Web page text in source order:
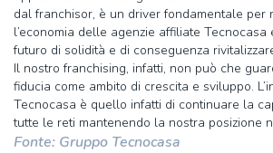
dal franchisor, è un driver fondamentale per
l’economia delle agenzie affiliate
futuro di solidità e di conseguenza
Il nostro franchising, infatti, non può che
fiducia come ambito di crescita e sviluppo.
Tecnocasa è quello infatti di continuare la
tutte le reti mantenendo la nostra posizione
Fonte: Gruppo Tecnocasa